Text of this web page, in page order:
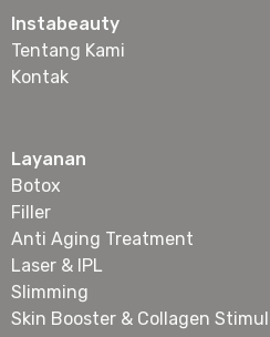
Instabeauty
Tentang Kami
Kontak
Layanan
Botox
Filler
Anti Aging Treatment
Laser & IPL
Slimming
Skin Booster & Collagen